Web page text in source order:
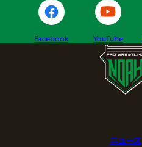
Facebook YouTube
ニュース